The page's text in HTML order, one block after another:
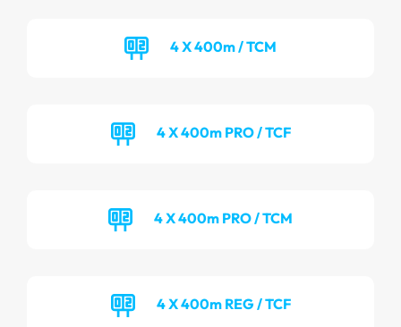
4 X 400m / TCM
4 X 400m PRO / TCF
4 X 400m PRO / TCM
4 X 400m REG / TCF